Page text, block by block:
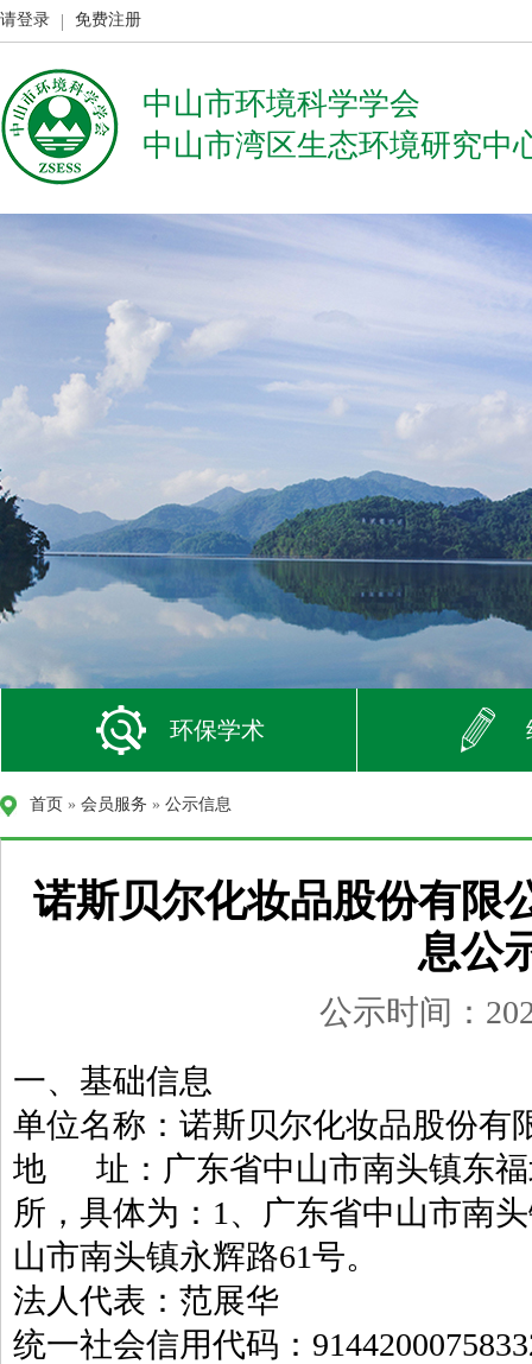
请登录 免费注册
中山市环境科学学会
中山市湾区生态环境研究中
环保学术
首页 » 会员服务 » 公示信息
诺斯贝尔化妆品股份有限
息公
公示时间：
一、基础信息
单位名称：诺斯贝尔化妆品股份有
地 址：广东省中山市南头镇东福
所，具体为：1、广东省中山市南
山市南头镇永辉路61号。
法人代表：范展华
统一社会信用代码：